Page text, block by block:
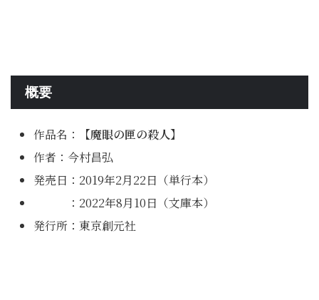
概要
作品名：
【魔眼の匣の殺人】
作者：今村昌弘
発売日：2019年2月22日（単行本）
：2022年8月10日（文庫本）
発行所：東京創元社